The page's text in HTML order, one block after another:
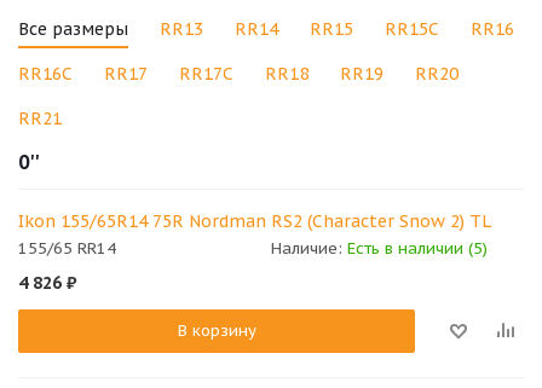
Все размеры RR13 RR14 RR15 RR15C RR16
RR16C RR17 RR17C RR18 RR19 RR20
RR21
0''
Ikon 155/65R14 75R Nordman RS2 (Character Snow 2) TL
155/65 RR14 Наличие: Есть в наличии (5)
4 826 ₽
В корзину